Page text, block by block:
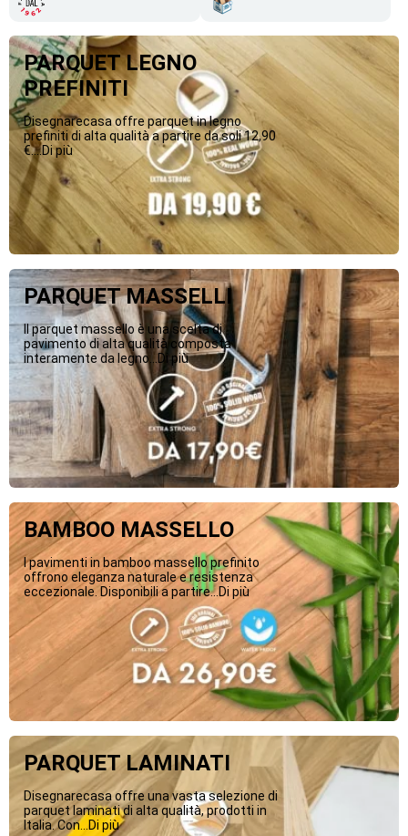
PARQUET LEGNO
PREFINITI
Disegnarecasa offre parquet in legno
prefiniti di alta qualità a partire da soli 12,90
€....Di più
PARQUET MASSELLI
Il parquet massello è una scelta di
pavimento di alta qualità composta
interamente da legno...Di più
BAMBOO MASSELLO
I pavimenti in bamboo massello prefinito
offrono eleganza naturale e resistenza
eccezionale. Disponibili a partire...Di più
PARQUET LAMINATI
Disegnarecasa offre una vasta selezione di
parquet laminati di alta qualità, prodotti in
Italia. Con...Di più